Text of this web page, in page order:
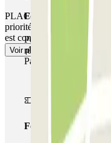
PLACE NON
priorité d'entrée, vous
est complet.
Voir plus
Forfait de
Pendant votre séjour,
réseau de parkings de
Parclick.
Forfait illimité